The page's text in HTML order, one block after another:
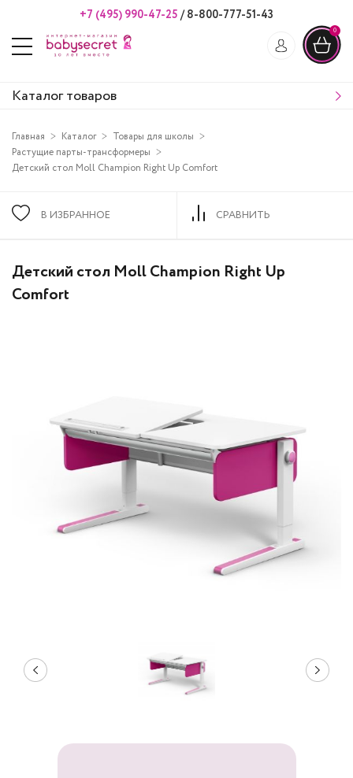
+7 (495) 990-47-25 /8-800-777-51-43
0
Каталог товаров
Главная Каталог
Товары для школы
Растущие парты-трансформеры
Детский стол Moll Champion Right Up Comfort
В ИЗБРАННОЕ СРАВНИТЬ
Детский стол Moll Champion Right Up
Comfort